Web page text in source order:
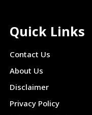
Quick Links
Contact Us
About Us
Disclaimer
Privacy Policy